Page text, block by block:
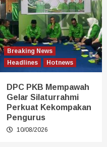
Breaking News
Headlines
Hotnews
DPC PKB Mempawah
Gelar Silaturrahmi
Perkuat Kekompakan
Pengurus
10/08/2026